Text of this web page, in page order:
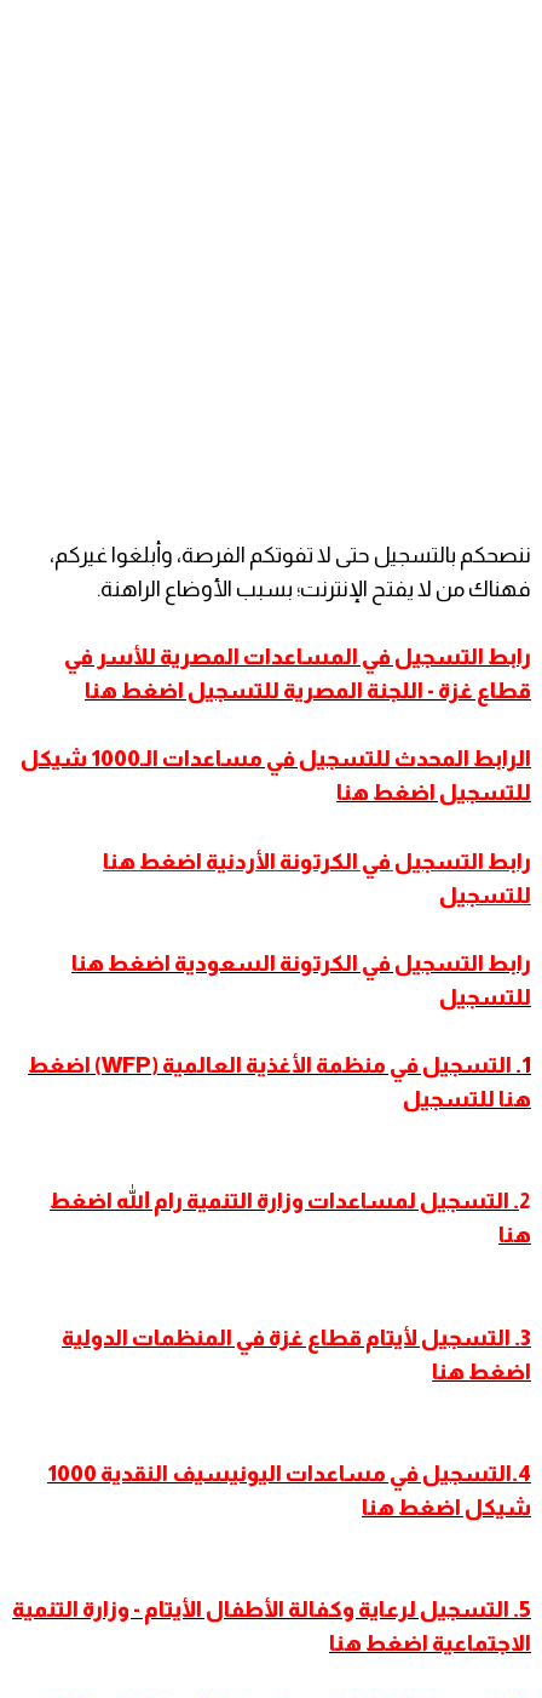
ننصحكم بالتسجيل حتى لا تفوتكم الفرصة، وأبلغوا غيركم،
فهناك من لا يفتح الإنترنت؛ بسبب الأوضاع الراهنة.
رابط التسجيل في المساعدات المصرية للأسر في
قطاع غزة - اللجنة المصرية للتسجيل اضغط هنا
الرابط المحدث للتسجيل في مساعدات الـ1000 شيكل
للتسجيل اضغط هنا
رابط التسجيل في الكرتونة الأردنية اضغط هنا
للتسجيل
رابط التسجيل في الكرتونة السعودية اضغط هنا
للتسجيل
1.
التسجيل في منظمة الأغذية العالمية (WFP) اضغط
هنا للتسجيل
2. التسجيل لمساعدات وزارة التنمية رام الله اضغط
هنا
3. التسجيل لأيتام قطاع غزة في المنظمات الدولية
اضغط هنا
4.التسجيل في مساعدات اليونيسيف النقدية 1000
شيكل اضغط هنا
5. التسجيل لرعاية وكفالة الأطفال الأيتام - وزارة التنمية
الاجتماعية اضغط هنا